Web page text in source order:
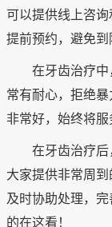
可以提供线上咨
提前预约，避免到
在牙齿治疗
常有耐心，拒绝
非常好，始终将服
在牙齿治疗
大家提供非常周
及时协助处理，
的在这看！